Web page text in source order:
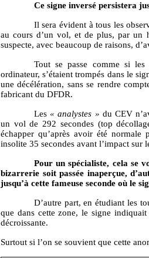
Ce signe inversé persistera
Il sera évident à tous les
au cours d’un vol, et de plus, par un
suspecte, avec beaucoup de raisons,
Tout se passe comme si
ordinateur, s’étaient trompés dans le
une décélération, sans se rendre
fabricant du DFDR.
Les« analystes » du CEV
un vol de 292 secondes (top
échapper qu’après avoir été
insolite 35 secondes avant l’impact sur
Pour un spécialiste, cela se
bizarrerie soit passée inaperçue,
jusqu’à cette fameuse seconde où le
D’autre part, en étudiant les
que dans cette zone, le signe
décroissante.
Surtout si l’on se souvient que cette